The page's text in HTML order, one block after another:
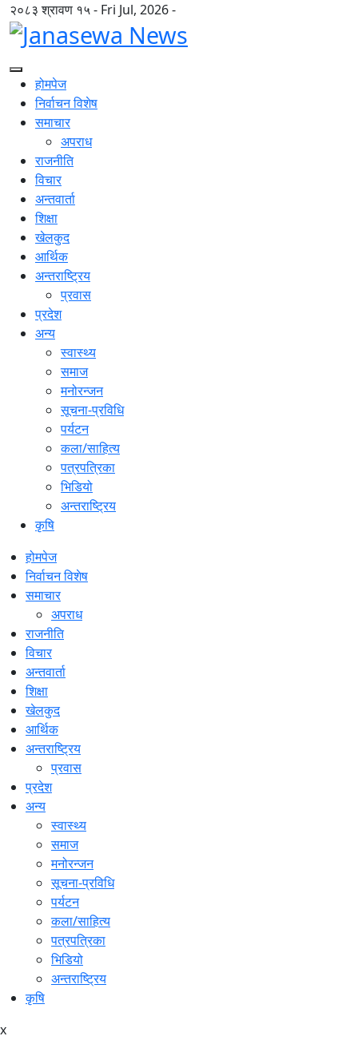
२०८३ श्रावण १५ - Fri Jul, 2026 -
होमपेज
निर्वाचन विशेष
समाचार
अपराध
राजनीति
विचार
अन्तवार्ता
शिक्षा
खेलकुद
आर्थिक
अन्तराष्ट्रिय
प्रवास
प्रदेश
अन्य
स्वास्थ्य
समाज
मनोरन्जन
सूचना-प्रविधि
पर्यटन
कला/साहित्य
पत्रपत्रिका
भिडियो
अन्तराष्ट्रिय
कृषि
होमपेज
निर्वाचन विशेष
समाचार
अपराध
राजनीति
विचार
अन्तवार्ता
शिक्षा
खेलकुद
आर्थिक
अन्तराष्ट्रिय
प्रवास
प्रदेश
अन्य
स्वास्थ्य
समाज
मनोरन्जन
सूचना-प्रविधि
पर्यटन
कला/साहित्य
पत्रपत्रिका
भिडियो
अन्तराष्ट्रिय
कृषि
x